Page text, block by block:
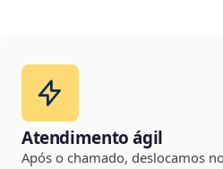
Atendimento ágil
Após o chamado, deslocamos